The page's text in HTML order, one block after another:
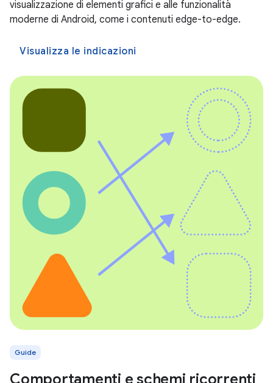
visualizzazione di elementi grafici e alle funzionalità
moderne di Android, come i contenuti edge-to-edge.
Visualizza le indicazioni
Guide
Comportamenti e schemi ricorrenti